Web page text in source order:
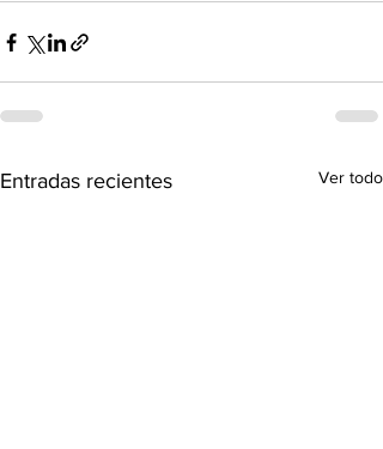
Entradas recientes Ver todo